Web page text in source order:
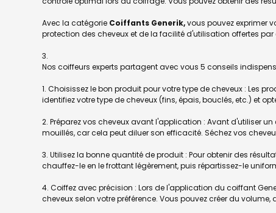
Avec la catégorie Coiffants Generik,vous pouvez exprimer
protection des cheveux et de la facilité d'utilisation offertes
Nos coiffeurs experts partagent avec vous 5 conseils
1. Choisissez le bon produit pour votre type de cheveux : Les
identifiez votre type de cheveux (fins, épais, bouclés, etc.) et
2. Préparez vos cheveux avant l'application : Avant d'utiliser
mouillés, car cela peut diluer son efficacité. Séchez vos
3. Utilisez la bonne quantité de produit : Pour obtenir des
chauffez-le en le frottant légèrement, puis répartissez-le
4. Coiffez avec précision : Lors de l'application du coiffant
cheveux selon votre préférence. Vous pouvez créer du